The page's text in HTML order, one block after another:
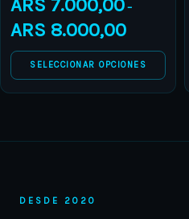
ARS 7.000,00 –
ARS 8.000,00
SELECCIONAR OPCIONES
page
DESDE 2020